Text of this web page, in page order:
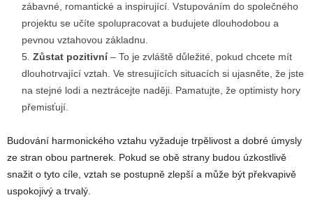
zábavné, romantické a inspirující. Vstupováním do společného
projektu se učíte spolupracovat a budujete dlouhodobou a
pevnou vztahovou základnu.
Zůstat pozitivní– To je zvláště důležité, pokud chcete mít
dlouhotrvající vztah. Ve stresujících situacích si ujasněte, že jste
na stejné lodi a neztrácejte naději. Pamatujte, že optimisty hory
přemisťují.
Budování harmonického vztahu vyžaduje trpělivost a dobré úmysly
ze stran obou partnerek. Pokud se obě strany budou úzkostlivě
snažit o tyto cíle, vztah se postupně zlepší a může být překvapivě
uspokojivý a trvalý.